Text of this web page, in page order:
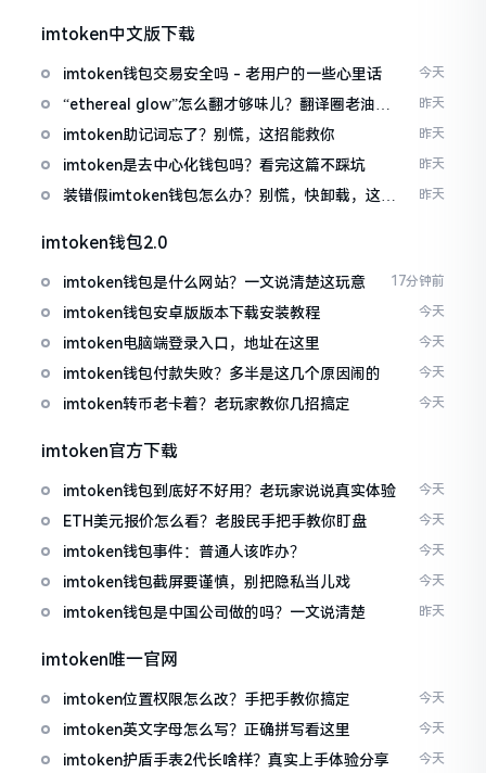
imtoken中文版下载
imtoken钱包交易安全吗 - 老用户的一些心里话 今天
“ethereal glow”怎么翻才够味儿？翻译圈老油条
的私房话
昨天
imtoken助记词忘了？别慌，这招能救你 昨天
imtoken是去中心化钱包吗？看完这篇不踩坑 昨天
装错假imtoken钱包怎么办？别慌，快卸载，这几
昨天
imtoken钱包2.0
imtoken钱包是什么网站？一文说清楚这玩意 17分钟前
imtoken钱包安卓版版本下载安装教程 今天
imtoken电脑端登录入口，地址在这里 今天
imtoken钱包付款失败？多半是这几个原因闹的 今天
imtoken转币老卡着？老玩家教你几招搞定 今天
imtoken官方下载
imtoken钱包到底好不好用？老玩家说说真实体验 今天
ETH美元报价怎么看？老股民手把手教你盯盘 今天
imtoken钱包事件：普通人该咋办？ 今天
imtoken钱包截屏要谨慎，别把隐私当儿戏 今天
imtoken钱包是中国公司做的吗？一文说清楚 昨天
imtoken唯一官网
imtoken位置权限怎么改？手把手教你搞定 今天
imtoken英文字母怎么写？正确拼写看这里 今天
imtoken护盾手表2代长啥样？真实上手体验分享 今天